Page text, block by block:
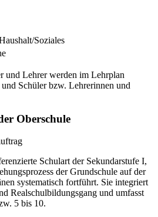
Soziales
und Lehrer werden im Lehrplan
Schüler bzw. Lehrerinnen und
Oberschule
Schulart der Sekundarstufe I,
der Grundschule auf der
systematisch fortführt. Sie integriert
Realschulbildungsgang und umfasst
5 bis 10.